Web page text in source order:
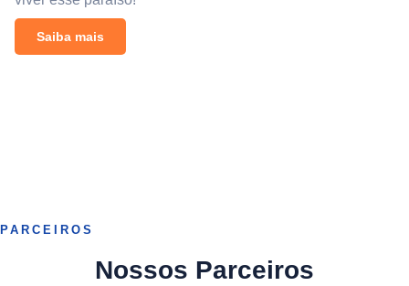
Saiba mais
PARCEIROS
Nossos Parceiros